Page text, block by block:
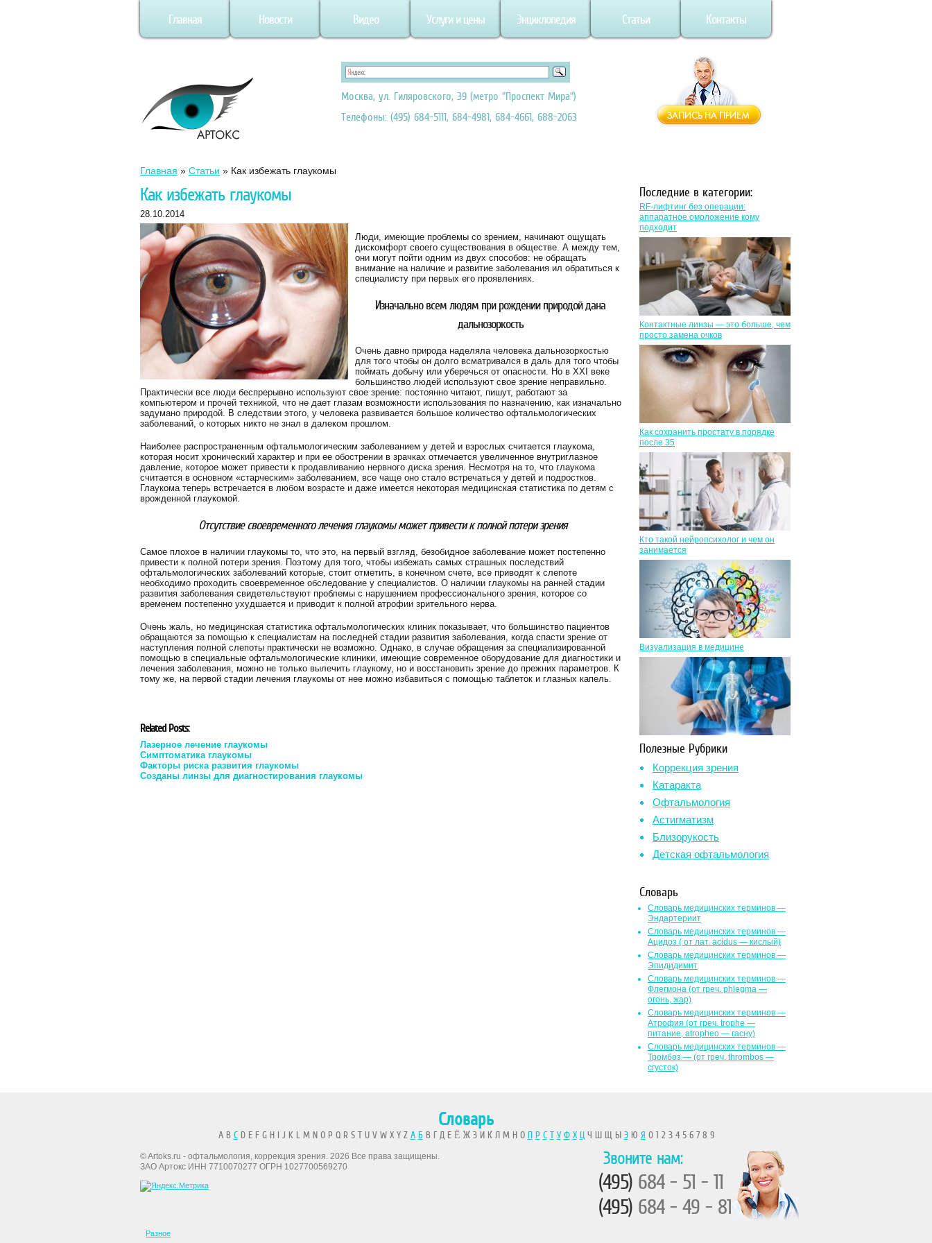
Главная Новости Видео Услуги и цены Энциклопедия Статьи Контакты
Москва, ул. Гиляровского, 39 (метро "Проспект Мира")
Телефоны: (495) 684-5111, 684-4981, 684-4661, 688-2063
Главная » Статьи » Как избежать глаукомы
Как избежать глаукомы
28.10.2014
Люди, имеющие проблемы со зрением, начинают ощущать
дискомфорт своего существования в обществе. А между тем,
они могут пойти одним из двух способов: не обращать
внимание на наличие и развитие заболевания ил обратиться к
специалисту при первых его проявлениях.
Изначально всем людям при рождении природой дана
дальнозоркость
Очень давно природа наделяла человека дальнозоркостью
для того чтобы он долго всматривался в даль для того чтобы
поймать добычу или уберечься от опасности. Но в XXI веке
большинство людей используют свое зрение неправильно.
Практически все люди беспрерывно используют свое зрение: постоянно читают, пишут, работают за
компьютером и прочей техникой, что не дает глазам возможности использования по назначению, как изначально
задумано природой. В следствии этого, у человека развивается большое количество офтальмологических
заболеваний, о которых никто не знал в далеком прошлом.
Наиболее распространенным офтальмологическим заболеванием у детей и взрослых считается глаукома,
которая носит хронический характер и при ее обострении в зрачках отмечается увеличенное внутриглазное
давление, которое может привести к продавливанию нервного диска зрения. Несмотря на то, что глаукома
считается в основном «старческим» заболеванием, все чаще оно стало встречаться у детей и подростков.
Глаукома теперь встречается в любом возрасте и даже имеется некоторая медицинская статистика по детям с
врожденной глаукомой.
Отсутствие своевременного лечения глаукомы может привести к полной потери зрения
Самое плохое в наличии глаукомы то, что это, на первый взгляд, безобидное заболевание может постепенно
привести к полной потери зрения. Поэтому для того, чтобы избежать самых страшных последствий
офтальмологических заболеваний которые, стоит отметить, в конечном счете, все приводят к слепоте
необходимо проходить своевременное обследование у специалистов. О наличии глаукомы на ранней стадии
развития заболевания свидетельствуют проблемы с нарушением профессионального зрения, которое со
временем постепенно ухудшается и приводит к полной атрофии зрительного нерва.
Очень жаль, но медицинская статистика офтальмологических клиник показывает, что большинство пациентов
обращаются за помощью к специалистам на последней стадии развития заболевания, когда спасти зрение от
наступления полной слепоты практически не возможно. Однако, в случае обращения за специализированной
помощью в специальные офтальмологические клиники, имеющие современное оборудование для диагностики и
лечения заболевания, можно не только вылечить глаукому, но и восстановить зрение до прежних параметров. К
тому же, на первой стадии лечения глаукомы от нее можно избавиться с помощью таблеток и глазных капель.
Related Posts:
Лазерное лечение глаукомы
Симптоматика глаукомы
Факторы риска развития глаукомы
Созданы линзы для диагностирования глаукомы
Последние в категории:
RF-лифтинг без операции:
аппаратное омоложение кому
подходит
Контактные линзы — это больше, чем
просто замена очков
Как сохранить простату в порядке
после 35
Кто такой нейропсихолог и чем он
занимается
Визуализация в медицине
Полезные Рубрики
Коррекция зрения
Катаракта
Офтальмология
Астигматизм
Близорукость
Детская офтальмология
Словарь
Словарь медицинских терминов —
Эндартериит
Словарь медицинских терминов —
Ацидоз ( от лат. асidus — кислый)
Словарь медицинских терминов —
Эпидидимит
Словарь медицинских терминов —
Флегмона (от гpeч. phlegma —
огонь, жар)
Словарь медицинских терминов —
Атрофия (от греч. trophe —
питание, atropheo — гасну)
Словарь медицинских терминов —
Тромбоз — (от греч. thrombos —
сгусток)
Словарь
A B CD E F G H I J K L M N O P Q R S T U V W X Y Z А БВ Г Д Е Ё Ж З И К Л М Н О П Р С Т У Ф Х ЦЧ Ш Щ Ы ЭЮ Я 0 1 2 3 4 5 6 7 8 9
© Artoks.ru - офтальмология, коррекция зрения. 2026 Все права защищены.
ЗАО Артокс ИНН 7710070277 ОГРН 1027700569270
Звоните нам:
(495) 684 - 51 - 11
(495) 684 - 49 - 81
Разное